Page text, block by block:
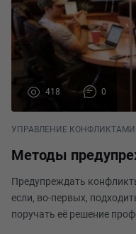
418 0
УПРАВЛЕНИЕ КОНФЛИКТАМИ
Методы
Предупреждать
если, во-первых,
поручать её решение